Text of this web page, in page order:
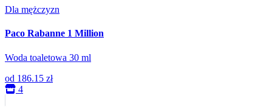
Dla mężczyzn
Paco Rabanne 1 Million
Woda toaletowa 30 ml
od 186.15 zł
4